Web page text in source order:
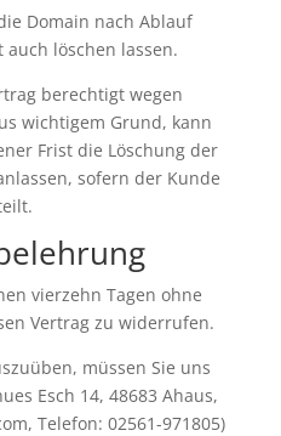
Domain nach Ablauf
löschen lassen.
berechtigt wegen
wichtigem Grund, kann
Frist die Löschung der
sofern der Kunde
vierzehn Tagen ohne
Vertrag zu widerrufen.
müssen Sie uns
Esch 14, 48683 Ahaus,
Telefon: 02561-971805)